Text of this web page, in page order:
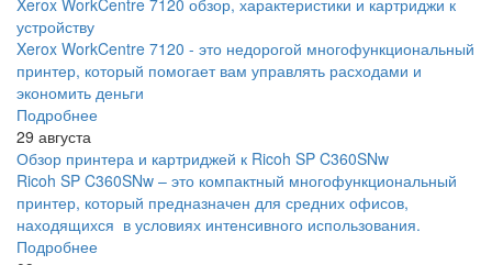
Xerox WorkCentre 7120 обзор, характеристики и картриджи к
устройству
Xerox WorkCentre 7120 - это недорогой многофункциональный
принтер, который помогает вам управлять расходами и
экономить деньги
Подробнее
29 августа
Обзор принтера и картриджей к Ricoh SP C360SNw
Ricoh SP C360SNw – это компактный многофункциональный
принтер, который предназначен для средних офисов,
находящихся в условиях интенсивного использования.
Подробнее